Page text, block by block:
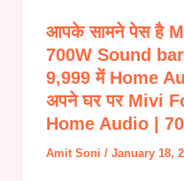
आपके सामने पेस है
700W Sound
9,999 में Home
अपने घर पर Mivi
Home Audio |
Amit Soni / January 18,